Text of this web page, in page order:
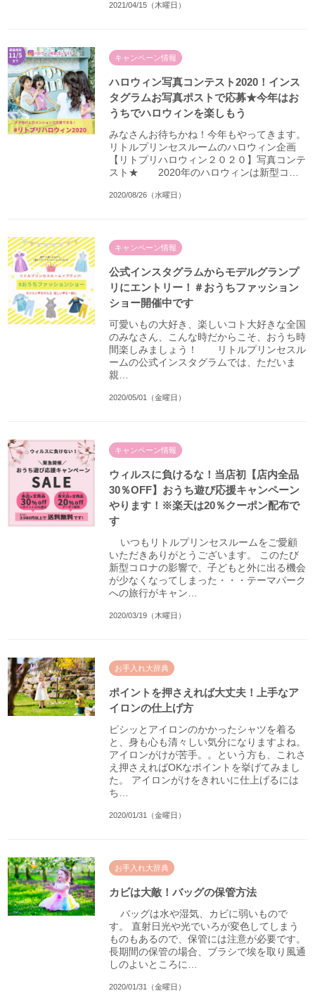
2021/04/15（木曜日）
キャンペーン情報
ハロウィン写真コンテスト2020！インス
タグラムお写真ポストで応募★今年はお
うちでハロウィンを楽しもう
みなさんお待ちかね！今年もやってきます。
リトルプリンセスルームのハロウィン企画
【リトプリハロウィン２０２０】写真コンテ
スト★ 2020年のハロウィンは新型コ…
2020/08/26（水曜日）
キャンペーン情報
公式インスタグラムからモデルグランプ
リにエントリー！＃おうちファッション
ショー開催中です
可愛いもの大好き、楽しいコト大好きな全国
のみなさん、こんな時だからこそ、おうち時
間楽しみましょう！ リトルプリンセスル
ームの公式インスタグラムでは、ただいま
親…
2020/05/01（金曜日）
キャンペーン情報
ウィルスに負けるな！当店初【店内全品
30％OFF】おうち遊び応援キャンペーン
やります！※楽天は20％クーポン配布で
す
いつもリトルプリンセスルームをご愛顧
いただきありがとうございます。 このたび
新型コロナの影響で、子どもと外に出る機会
が少なくなってしまった・・・テーマパーク
への旅行がキャン…
2020/03/19（木曜日）
お手入れ大辞典
ポイントを押さえれば大丈夫！上手なア
イロンの仕上げ方
ピシッとアイロンのかかったシャツを着る
と、身も心も清々しい気分になりますよね。
アイロンがけが苦手。。という方も、これさ
え押さえればOKなポイントを挙げてみまし
た。 アイロンがけをきれいに仕上げるには
ち…
2020/01/31（金曜日）
お手入れ大辞典
カビは大敵！バッグの保管方法
バッグは水や湿気、カビに弱いもので
す。 直射日光や光でいろが変色してしまう
ものもあるので、保管には注意が必要です。
長期間の保管の場合、ブラシで埃を取り風通
しのよいところに…
2020/01/31（金曜日）